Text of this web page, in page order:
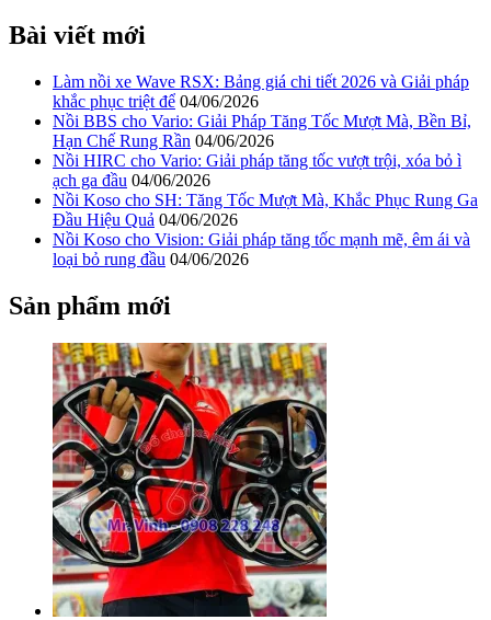
Bài viết mới
Làm nồi xe Wave RSX: Bảng giá chi tiết 2026 và Giải pháp
khắc phục triệt để 04/06/2026
Nồi BBS cho Vario: Giải Pháp Tăng Tốc Mượt Mà, Bền Bỉ,
Hạn Chế Rung Rần 04/06/2026
Nồi HIRC cho Vario: Giải pháp tăng tốc vượt trội, xóa bỏ ì
ạch ga đầu 04/06/2026
Nồi Koso cho SH: Tăng Tốc Mượt Mà, Khắc Phục Rung Ga
Đầu Hiệu Quả 04/06/2026
Nồi Koso cho Vision: Giải pháp tăng tốc mạnh mẽ, êm ái và
loại bỏ rung đầu 04/06/2026
Sản phẩm mới